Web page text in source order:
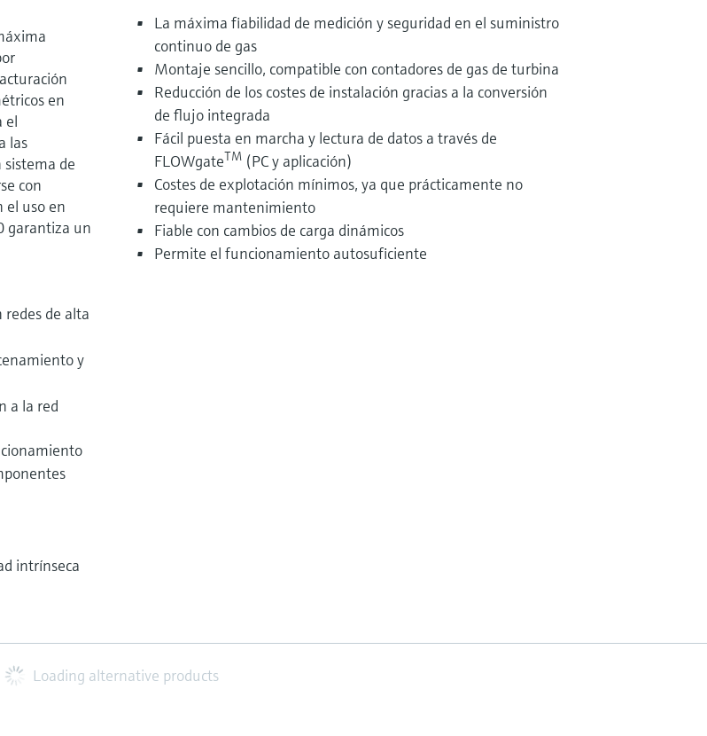
en
el
las
de
con
el uso en
garantiza un
redes de alta
y
a la red
intrínseca
La máxima fiabilidad de medición y seguridad en el suministro
continuo de gas
Montaje sencillo, compatible con contadores de gas de turbina
Reducción de los costes de instalación gracias a la conversión
de flujo integrada
Fácil puesta en marcha y lectura de datos a través de
FLOWgateTM(PC y aplicación)
Costes de explotación mínimos, ya que prácticamente no
requiere mantenimiento
Fiable con cambios de carga dinámicos
Permite el funcionamiento autosuficiente
Loading alternative products